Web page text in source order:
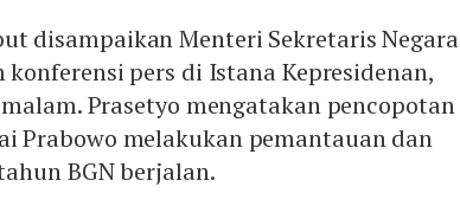
disampaikan Menteri Sekretaris Negara
konferensi pers di Istana Kepresidenan,
Prasetyo mengatakan pencopotan
Prabowo melakukan pemantauan dan
BGN berjalan.